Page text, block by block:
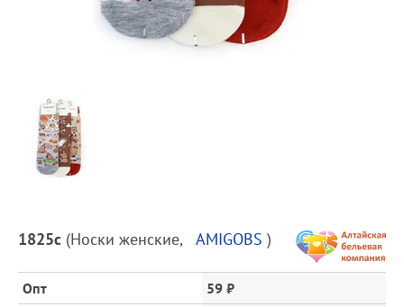
Описание
товара
и
цена
1825с (Носки женские, AMIGOBS )
Опт
59 ₽